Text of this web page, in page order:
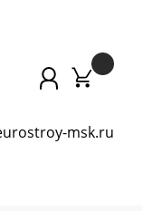
msk.ru